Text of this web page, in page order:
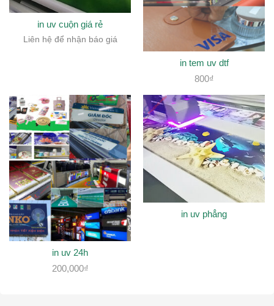
in uv cuộn giá rẻ
Liên hệ để nhận báo giá
in tem uv dtf
800₫
in uv 24h
200,000₫
in uv phẳng